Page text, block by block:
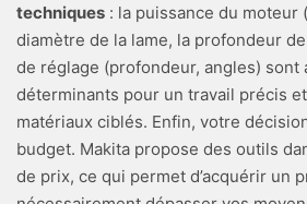
techniques : la puissance du moteur
diamètre de la lame, la profondeur
de réglage (profondeur, angles) sont
déterminants pour un travail précis
matériaux ciblés. Enfin, votre
budget. Makita propose des outils
de prix, ce qui permet d’acquérir un